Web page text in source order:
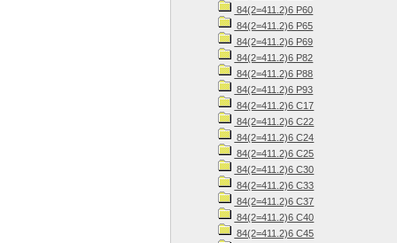
84(2=411.2)6 Р60
84(2=411.2)6 Р65
84(2=411.2)6 Р69
84(2=411.2)6 Р82
84(2=411.2)6 Р88
84(2=411.2)6 Р93
84(2=411.2)6 С17
84(2=411.2)6 С22
84(2=411.2)6 С24
84(2=411.2)6 С25
84(2=411.2)6 С30
84(2=411.2)6 С33
84(2=411.2)6 С37
84(2=411.2)6 С40
84(2=411.2)6 С45